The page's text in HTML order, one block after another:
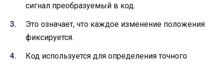
сигнал преобразуемый в код.
Это означает, что каждое изменение положения
фиксируется.
Код используется для определения точного